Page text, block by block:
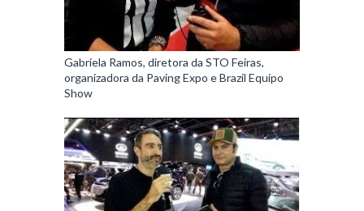
Gabriela Ramos, diretora da STO Feiras,
organizadora da Paving Expo e Brazil Equipo
Show